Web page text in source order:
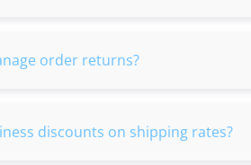
order returns?
discounts on shipping rates?